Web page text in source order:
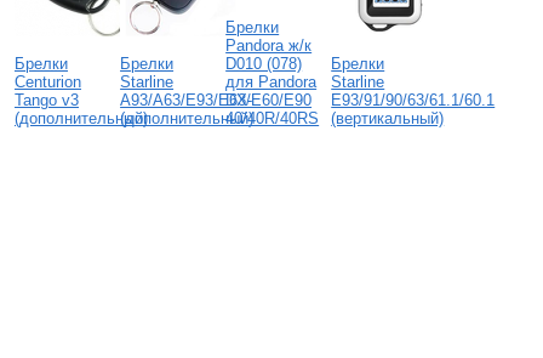
Брелки
Centurion
Tango v3
(дополнительный)
Брелки
Starline
A93/A63/E93/E63/E60/E90
(дополнительный)
Брелки
Pandora ж/к
D010 (078)
для Pandora
DX-
40/40R/40RS
Брелки
Starline
E93/91/90/63/61.1/60.1
(вертикальный)